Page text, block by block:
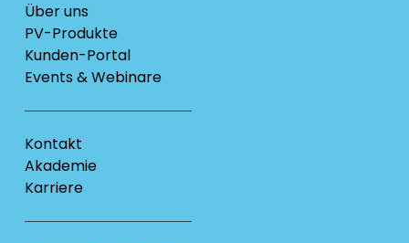
Über uns
PV-Produkte
Kunden-Portal
Events & Webinare
Kontakt
Akademie
Karriere